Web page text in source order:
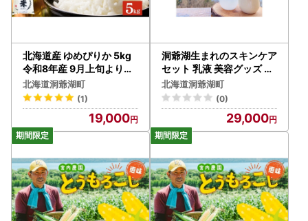
北海道産 ゆめぴりか 5kg
令和8年産 9月上旬より発
送 財田米 米 お米 精米 北
海道米 ご飯 ごはん ライス
ブランド米 国産米 白米 ギ
フト お取り寄せ 農家直送
宮内農園 北海道 洞爺湖町
北海道洞爺湖町
(1)
19,000
洞爺湖生まれのスキンケア
セット 乳液 美容グッズ 保
湿 乾燥ケア 肌荒れ防止 ロ
ーション 美容
北海道洞爺湖町
(0)
29,000